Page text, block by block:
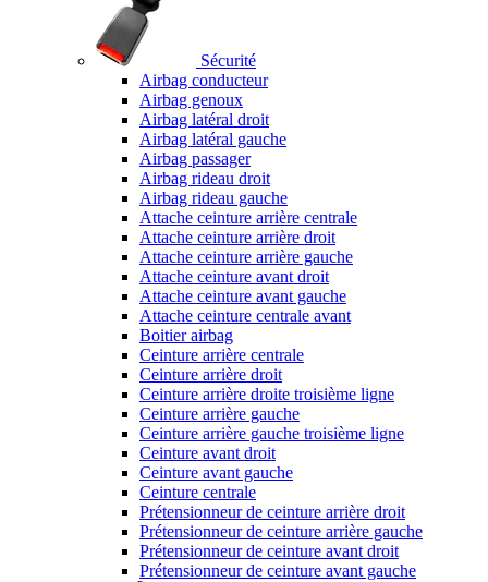
Sécurité
Airbag conducteur
Airbag genoux
Airbag latéral droit
Airbag latéral gauche
Airbag passager
Airbag rideau droit
Airbag rideau gauche
Attache ceinture arrière centrale
Attache ceinture arrière droit
Attache ceinture arrière gauche
Attache ceinture avant droit
Attache ceinture avant gauche
Attache ceinture centrale avant
Boitier airbag
Ceinture arrière centrale
Ceinture arrière droit
Ceinture arrière droite troisième ligne
Ceinture arrière gauche
Ceinture arrière gauche troisième ligne
Ceinture avant droit
Ceinture avant gauche
Ceinture centrale
Prétensionneur de ceinture arrière droit
Prétensionneur de ceinture arrière gauche
Prétensionneur de ceinture avant droit
Prétensionneur de ceinture avant gauche